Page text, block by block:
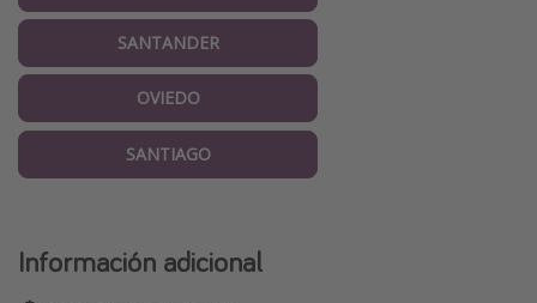
SANTANDER
OVIEDO
SANTIAGO
Información adicional